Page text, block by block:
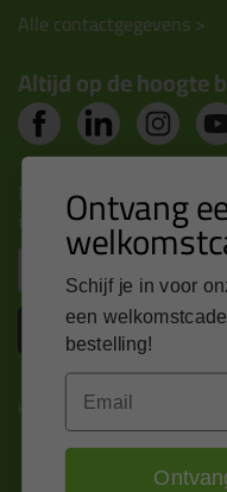
Alle contactgegevens >
Altijd op de hoogte
Nieuws, tips en
inbox
Kitcentrum is trots op:
Ontvang
Schijf je in voor
een
bestelling!
Email